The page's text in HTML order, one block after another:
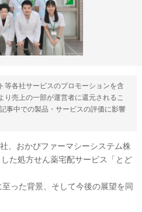
各社サービスのプロモーションを含
売上の一部が運営者に還元されるこ
事中での製品・サービスの評価に影響
、おかぴファーマシーシステム株
た処方せん薬宅配サービス「とど
った背景、そして今後の展望を同